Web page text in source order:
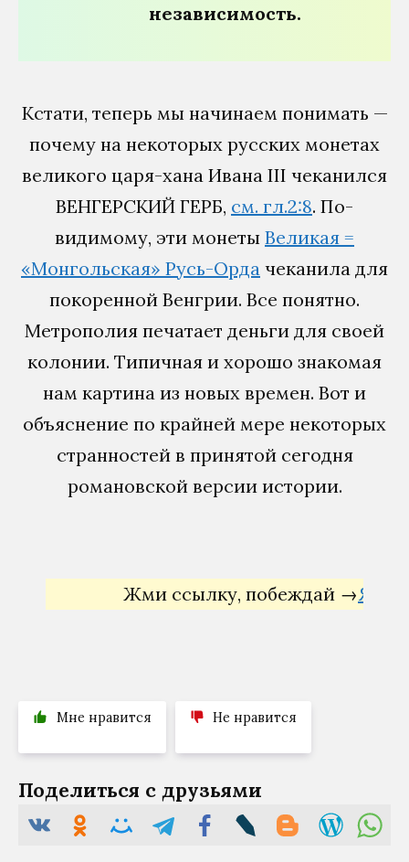
независимость.
Кстати, теперь мы начинаем понимать —
почему на некоторых русских монетах
великого царя-хана Ивана III чеканился
ВЕНГЕРСКИЙ ГЕРБ, см. гл.2:8. По-
видимому, эти монеты Великая =
«Монгольская» Русь-Орда чеканила для
покоренной Венгрии. Все понятно.
Метрополия печатает деньги для своей
колонии. Типичная и хорошо знакомая
нам картина из новых времен. Вот и
объяснение по крайней мере некоторых
странностей в принятой сегодня
романовской версии истории.
Жми ссылку, побеждай →Яндекс
Поделиться с друзьями